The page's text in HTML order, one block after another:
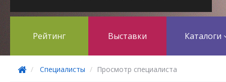
Рейтинг Выставки Каталоги
Специалисты Просмотр специалиста